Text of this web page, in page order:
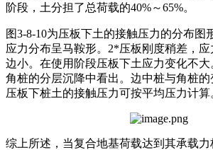
阶段，土分担了总荷载的40%～65%。
图3-8-10为压板下土的接触压力的分布图
应力分布呈马鞍形。2*压板刚度稍差，
边小。在使用阶段压板下土应力变化不
角桩的分层沉降中看出。边中桩与角桩
压板下桩土的接触压力可按平均压力计算
综上所述，当复合地基荷载达到其承载